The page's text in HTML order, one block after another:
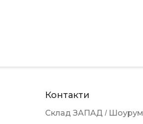
Контакти
Склад ЗАПАД / Шоурум